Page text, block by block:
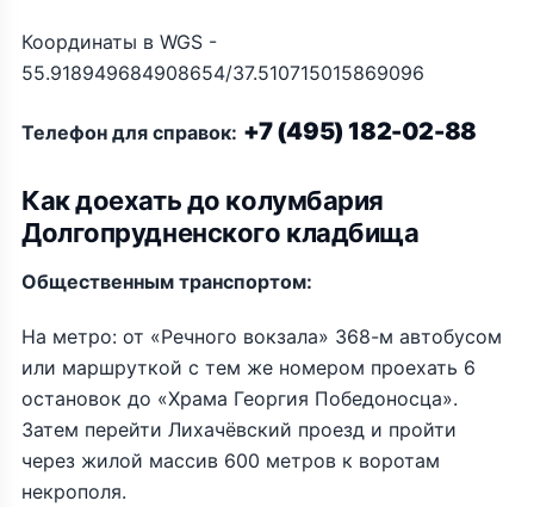
Координаты в WGS -
55.918949684908654/37.510715015869096
Телефон для справок: +7 (495) 182-02-88
Как доехать до колумбария
Долгопрудненского кладбища
Общественным транспортом:
На метро: от «Речного вокзала» 368-м автобусом
или маршруткой с тем же номером проехать 6
остановок до «Храма Георгия Победоносца».
Затем перейти Лихачёвский проезд и пройти
через жилой массив 600 метров к воротам
некрополя.